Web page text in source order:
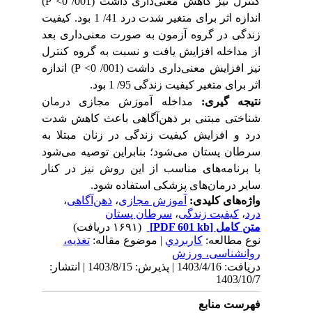
اندازه اثر برای متغیر شدت درد 41/ 1 بود. کیفیت
زندگی در گروه آزمون به صورت معنی‌داری بعد
از مداخله افزایش یافت و نسبت به گروه کنترل
نیز افزایش معنیداری داشت (001/ 0
P < ) اندازه
اثر برای متغیر کیفیت زندگی 95/ 1 بود.
نتیجه گیری: مداخله آموزش مجازی درمان
شناختی مبتنی بر ‌ذهن‌آگاهیباعث کاهش شدت
درد و افزایش کیفیت زندگی در زنان مبتلا به
سرطان پستان می‌شود؛ بنابراین توصیه می‌شود
با برنامه‌های مناسب از این روش نیز در کنار
سایر درمان‌های پزشکی استفاده شود.
واژه‌های کلیدی:آموزش مجازی،‌ذهن‌آگاهی،
درد ،کیفیت زندگی،سرطان پستان
متن کامل[PDF 601 kb]
نوع مطالعه:كاربردي| موضوع مقاله:تغذیه،
روانشناسی، ورزش
دریافت: 1403/4/16 | پذیرش: 1403/8/15 | انتشار:
1403/10/7
فهرست منابع